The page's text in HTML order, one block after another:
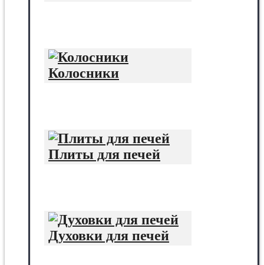
Колосники
Плиты для печей
Духовки для печей